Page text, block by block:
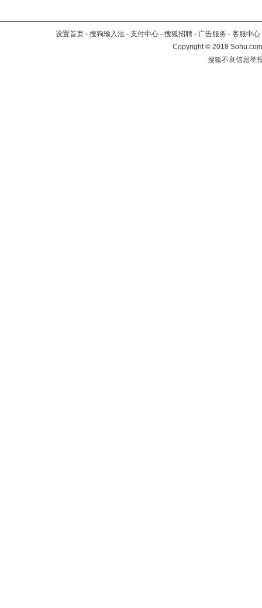
设置首页 - 搜狗输入法 - 支付中心 - 搜狐招聘 - 广告服务 - 客服中心
Copyright©2018
搜狐不良信息举